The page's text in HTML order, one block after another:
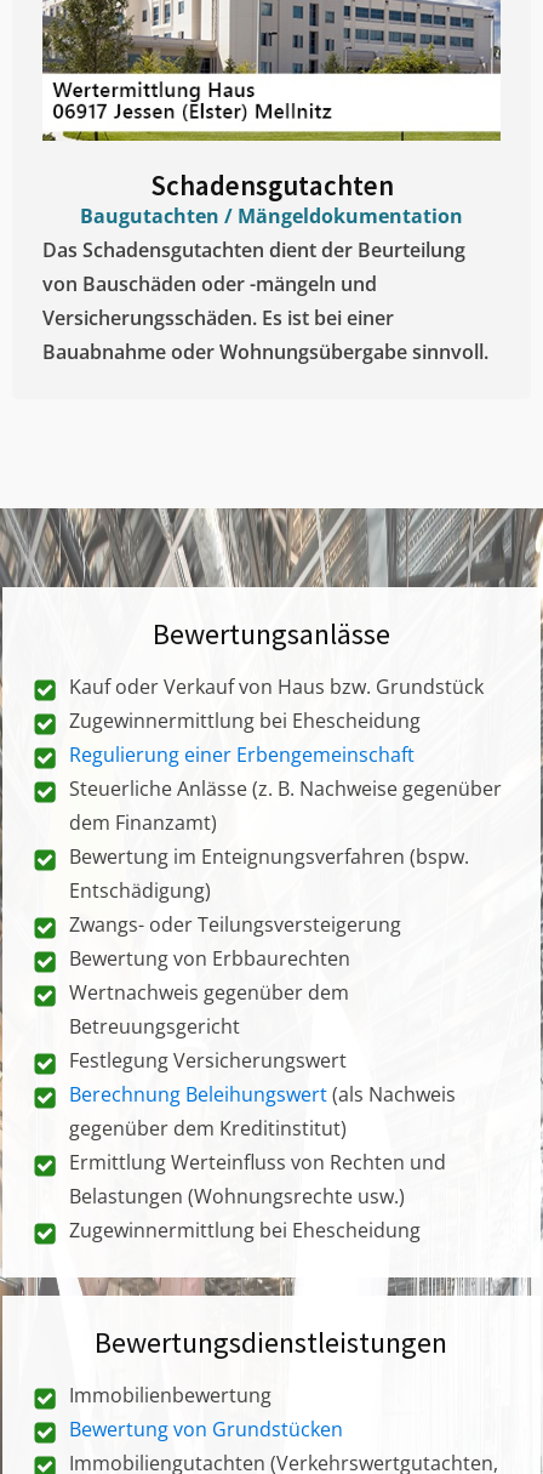
Schadensgutachten
Baugutachten / Mängeldokumentation
Das Schadensgutachten dient der Beurteilung
von Bauschäden oder -mängeln und
Versicherungsschäden. Es ist bei einer
Bauabnahme oder Wohnungsübergabe sinnvoll.
Bewertungsanlässe
Kauf oder Verkauf von Haus bzw. Grundstück
Zugewinnermittlung bei Ehescheidung
Regulierung einer Erbengemeinschaft
Steuerliche Anlässe (z. B. Nachweise gegenüber
dem Finanzamt)
Bewertung im Enteignungsverfahren (bspw.
Entschädigung)
Zwangs- oder Teilungsversteigerung
Bewertung von Erbbaurechten
Wertnachweis gegenüber dem
Betreuungsgericht
Festlegung Versicherungswert
Berechnung Beleihungswert(als Nachweis
gegenüber dem Kreditinstitut)
Ermittlung Werteinfluss von Rechten und
Belastungen (Wohnungsrechte usw.)
Zugewinnermittlung bei Ehescheidung
Bewertungsdienstleistungen
Immobilienbewertung
Bewertung von Grundstücken
Immobiliengutachten (Verkehrswertgutachten,